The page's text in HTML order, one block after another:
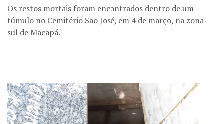
Os restos mortais foram encontrados dentro de um
túmulo no Cemitério São José, em 4 de março, na zona
sul de Macapá.